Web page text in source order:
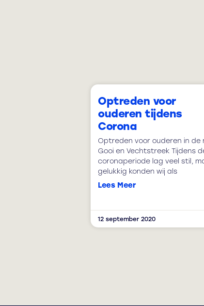
Optreden voor
ouderen tijdens
Corona
Optreden voor ouderen in de
Gooi en Vechtstreek Tijdens
coronaperiode lag veel stil,
gelukkig konden wij als
Lees Meer
12 september 2020